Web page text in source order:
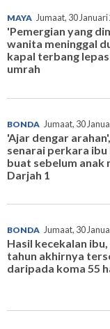
MAYA Jumaat, 30 Januari
'Pemergian yang
wanita meninggal
kapal terbang
umrah
BONDA Jumaat, 30
'Ajar dengar
senarai perkara ibu
buat sebelum anak
Darjah 1
BONDA Jumaat, 30
Hasil kecekalan
tahun akhirnya
daripada koma 55